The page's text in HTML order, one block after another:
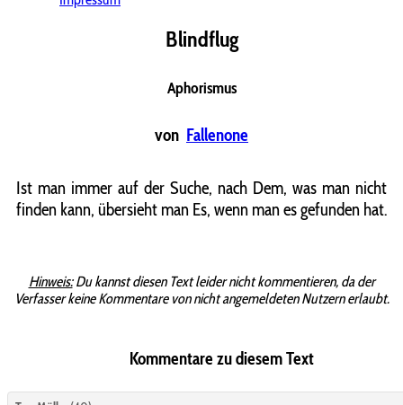
Blindflug
Aphorismus
von Fallenone
Ist man immer auf der Suche, nach Dem, was man nicht
finden kann, übersieht man Es, wenn man es gefunden hat.
Hinweis:Du kannst diesen Text leider nicht kommentieren, da der
Verfasser keine Kommentare von nicht angemeldeten Nutzern erlaubt.
Kommentare zu diesem Text